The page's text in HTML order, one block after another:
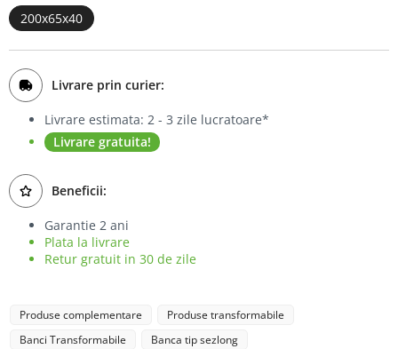
200x65x40
Livrare prin curier:
Livrare estimata: 2 - 3 zile lucratoare*
Livrare gratuita!
Beneficii:
Garantie 2 ani
Plata la livrare
Retur gratuit in 30 de zile
Produse complementare
Produse transformabile
Banci Transformabile
Banca tip sezlong